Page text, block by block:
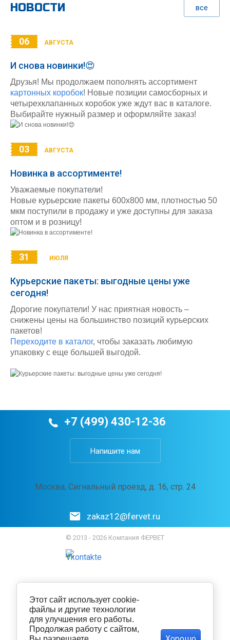
НОВОСТИ все
06 АВГУСТА
И снова новинки!😍
Друзья! Мы продолжаем пополнять ассортимент
картонных коробок! Новые позиции самосборных и
четырехклапанных коробок уже ждут вас в каталоге.
Выбирайте нужный размер и оформляйте заказ!
03 АВГУСТА
Новинка в ассортименте!
Уважаемые покупатели!
Новые курьерские пакеты 600х800 мм, плотностью 50
мкм поступили в продажу и уже доступны для заказа
оптом и в розницу!
31 ИЮЛЯ
Курьерские пакеты: выгодные цены уже
сегодня!
Дорогие покупатели! У нас приятная новость –
снижены цены на большинство позиций курьерских
пакетов!
Переходите в каталог, чтобы заказать любимую
упаковку с еще большей выгодой.
+7 (499) 430-12-36
Напишите нам
Москва, Сигнальный проезд, д. 16, стр. 24
zakaz12@fervet.ru
© 2013 - 2026 Компания ФЕРВЕТ
Этот сайт использует cookie-
файлы и другие технологии
для улучшения его работы.
Продолжая работу с сайтом,